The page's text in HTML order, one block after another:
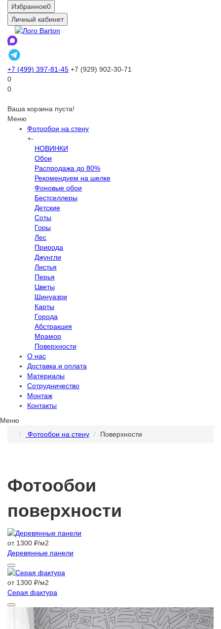
Избранное0
Личный кабинет
+7 (499) 397-81-45 +7 (929) 902-30-71
0
0
Ваша корзина пуста!
Меню
Фотообои на стену
+-
НОВИНКИ
Обои
Распродажа до 80%
Рекомендуем на шелке
Фоновые обои
Бестселлеры
Детские
Соты
Горы
Лес
Природа
Джунгли
Листья
Перья
Цветы
Шинуазри
Карты
Города
Абстракция
Мрамор
Поверхности
О нас
Доставка и оплата
Материалы
Сотрудничество
Монтаж
Контакты
Меню
Фотообои на стену
Поверхности
Фотообои
поверхности
от 1300 ₽/м2
Деревянные панели
от 1300 ₽/м2
Серая фактура